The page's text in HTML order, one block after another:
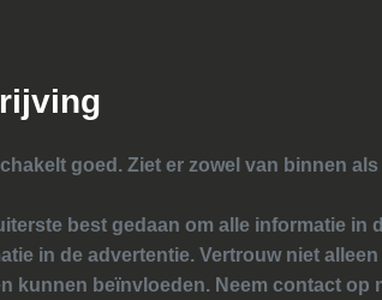
goed. Ziet er zowel van binnen
best gedaan om alle informatie
in de advertentie. Vertrouw niet
kunnen beïnvloeden. Neem contact op